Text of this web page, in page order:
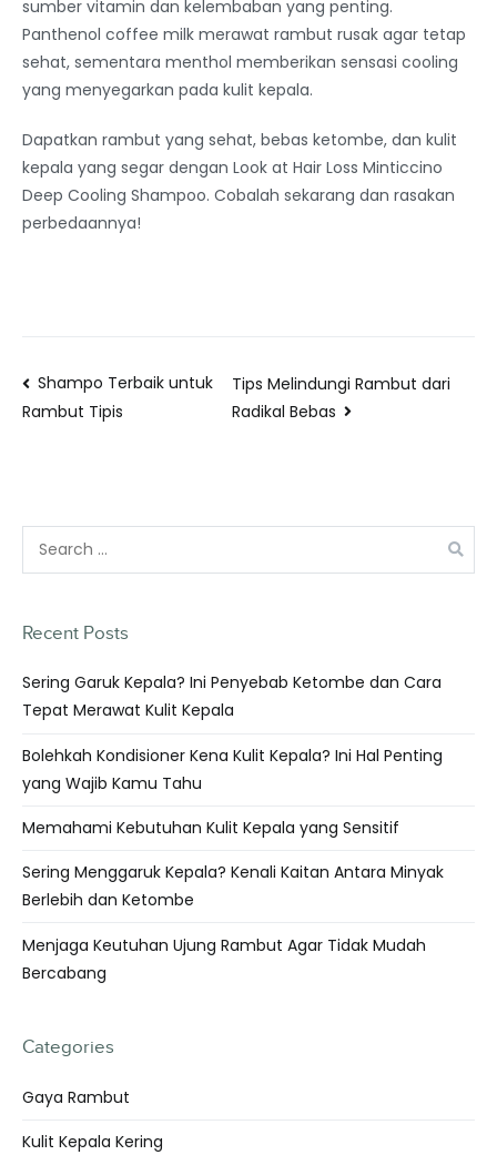
sumber vitamin dan kelembaban yang penting.
Panthenol coffee milk merawat rambut rusak agar tetap
sehat, sementara menthol memberikan sensasi cooling
yang menyegarkan pada kulit kepala.
Dapatkan rambut yang sehat, bebas ketombe, dan kulit
kepala yang segar dengan Look at Hair Loss Minticcino
Deep Cooling Shampoo. Cobalah sekarang dan rasakan
perbedaannya!
Shampo Terbaik untuk
Rambut Tipis
Tips Melindungi Rambut dari
Radikal Bebas
Recent Posts
Sering Garuk Kepala? Ini Penyebab Ketombe dan Cara
Tepat Merawat Kulit Kepala
Bolehkah Kondisioner Kena Kulit Kepala? Ini Hal Penting
yang Wajib Kamu Tahu
Memahami Kebutuhan Kulit Kepala yang Sensitif
Sering Menggaruk Kepala? Kenali Kaitan Antara Minyak
Berlebih dan Ketombe
Menjaga Keutuhan Ujung Rambut Agar Tidak Mudah
Bercabang
Categories
Gaya Rambut
Kulit Kepala Kering